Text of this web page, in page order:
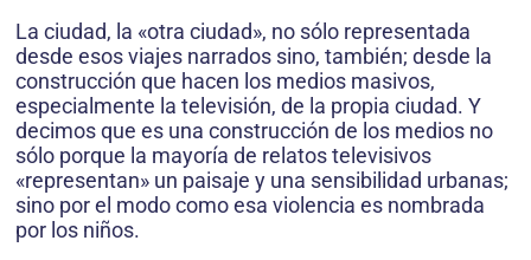
La ciudad, la «otra ciudad», no sólo representada
desde esos viajes narrados sino, también; desde la
construcción que hacen los medios masivos,
especialmente la televisión, de la propia ciudad. Y
decimos que es una construcción de los medios no
sólo porque la mayoría de relatos televisivos
«representan» un paisaje y una sensibilidad urbanas;
sino por el modo como esa violencia es nombrada
por los niños.